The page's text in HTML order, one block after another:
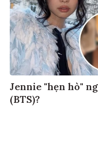
Jennie "hẹn hò"
(BTS)?